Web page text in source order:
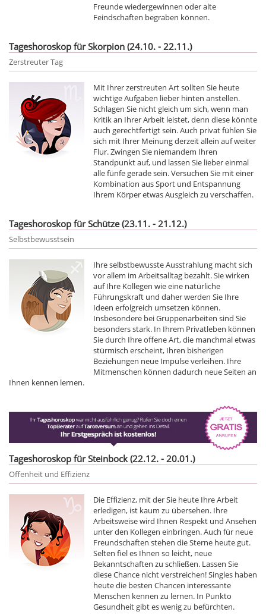
Freunde wiedergewinnen oder alte
Feindschaften begraben können.
Tageshoroskop für Skorpion (24.10. - 22.11.)
Zerstreuter Tag
Mit Ihrer zerstreuten Art sollten Sie heute
wichtige Aufgaben lieber hinten anstellen.
Schlagen Sie nicht gleich um sich, wenn man
Kritik an Ihrer Arbeit leistet, denn diese könnte
auch gerechtfertigt sein. Auch privat fühlen Sie
sich mit Ihrer Meinung derzeit allein auf weiter
Flur. Zwingen Sie niemandem Ihren
Standpunkt auf, und lassen Sie lieber einmal
alle fünfe gerade sein. Versuchen Sie mit einer
Kombination aus Sport und Entspannung
Ihrem Körper etwas Ausgleich zu verschaffen.
Tageshoroskop für Schütze (23.11. - 21.12.)
Selbstbewusstsein
Ihre selbstbewusste Ausstrahlung macht sich
vor allem im Arbeitsalltag bezahlt. Sie wirken
auf Ihre Kollegen wie eine natürliche
Führungskraft und daher werden Sie Ihre
Ideen erfolgreich umsetzen können.
Insbesondere bei Gruppenarbeiten sind Sie
besonders stark. In Ihrem Privatleben können
Sie durch Ihre offene Art, die manchmal etwas
stürmisch erscheint, Ihren bisherigen
Beziehungen neue Impulse verleihen. Ihre
Mitmenschen können dadurch neue Seiten an
Ihnen kennen lernen.
Tageshoroskop für Steinbock (22.12. - 20.01.)
Offenheit und Effizienz
Die Effizienz, mit der Sie heute Ihre Arbeit
erledigen, ist kaum zu übersehen. Ihre
Arbeitsweise wird Ihnen Respekt und Ansehen
unter den Kollegen einbringen. Auch für neue
Freundschaften stehen die Sterne heute gut.
Selten fiel es Ihnen so leicht, neue
Bekanntschaften zu schließen. Lassen Sie
diese Chance nicht verstreichen! Singles haben
heute die besten Chancen interessante
Menschen kennen zu lernen. In Punkto
Gesundheit gibt es wenig zu befürchten.